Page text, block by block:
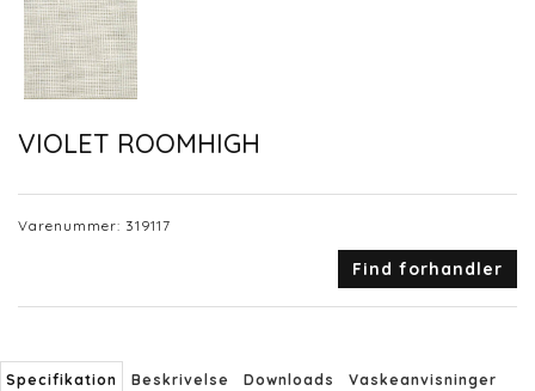
VIOLET ROOMHIGH
Varenummer: 319117
Find forhandler
Specifikation Beskrivelse Downloads Vaskeanvisninger